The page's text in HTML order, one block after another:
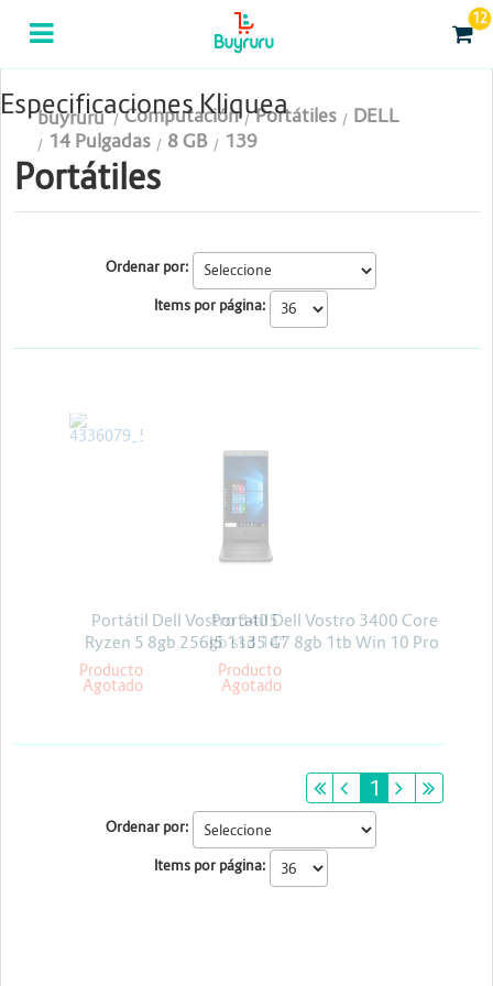
Categorias
12
Computación
Tablas Digitalizadoras
Celulares y Tablets
Conectividad y Redes
Especificaciones Kliquea
buyruru Computación Portátiles
DELL
14 Pulgadas
8 GB 139
Portátiles
Ordenar por:
Items por página:
Portátil Dell Vostro 3405
Ryzen 5 8gb 256gb ssd 14"
DELL
Producto
Agotado
Portatil Dell Vostro 3400 Core
I5 1135 G7 8gb 1tb Win 10 Pro
Producto
Agotado
primeiro
anterior
1 próximo
Ordenar por:
Items por página: